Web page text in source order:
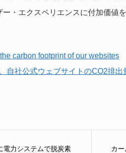
・エクスペリエンスに付加価値
carbon footprint of our websites
自社公式ウェブサイトのCO2排出
電力システムで脱炭素
カ